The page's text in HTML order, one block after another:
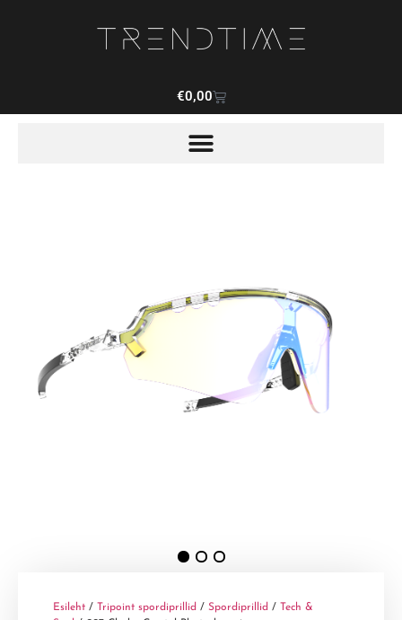
€0,00
Esileht / Tripoint spordiprillid / Spordiprillid / Tech &